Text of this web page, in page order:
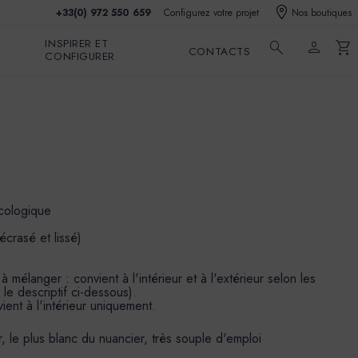
+33(0) 972 550 659 Configurez votre projet Nos boutiques
INSPIRER ET
CONFIGURER
CONTACTS search person shopping_cart
et lissé)
mélanger : convient à l'intérieur et à l'extérieur selon les
descriptif ci-dessous).
à l'intérieur uniquement.
le plus blanc du nuancier, très souple d'emploi